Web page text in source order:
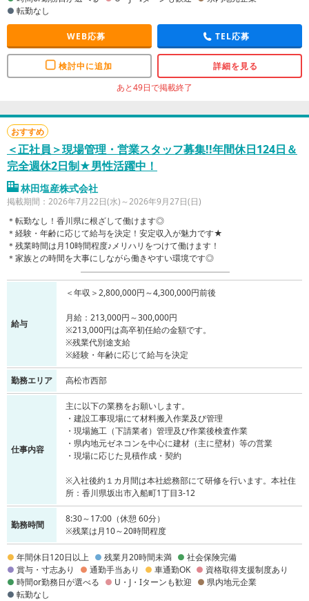
転勤なし
WEB応募 TEL応募
検討中に追加
詳細を見る
あと49日で掲載終了
おすすめ
＜正社員＞現場管理・営業スタッフ募集!!年間休日124日＆
完全週休2日制★男性活躍中！
林田塩産株式会社
掲載期間：2026年7月22日(水)～2026年9月27日(日)
＊転勤なし！香川県に根ざして働けます◎
＊経験・年齢に応じて給与を決定！安定収入が魅力です★
＊残業時間は月10時間程度♪メリハリをつけて働けます！
＊家族との時間を大事にしながら働きやすい環境です◎
給与
＜年収＞2,800,000円～4,300,000円前後
月給：213,000円～300,000円
※213,000円は高卒初任給の金額です。
※残業代別途支給
※経験・年齢に応じて給与を決定
勤務エリア 高松市西部
仕事内容
主に以下の業務をお願いします。
・建設工事現場にて材料搬入作業及び管理
・現場施工（下請業者）管理及び作業後検査作業
・県内地元ゼネコンを中心に建材（主に壁材）等の営業
・現場に応じた見積作成・契約
※入社後約１カ月間は本社総務部にて研修を行います。本社住
所：香川県坂出市入船町1丁目3-12
勤務時間
8:30～17:00（休憩 60分）
※残業は月10～20時間程度
年間休日120日以上 残業月20時間未満
社会保険完備
賞与・寸志あり
通勤手当あり 車通勤OK
資格取得支援制度あり
時間or勤務日が選べる
U・J・Iターンも歓迎
県内地元企業
転勤なし